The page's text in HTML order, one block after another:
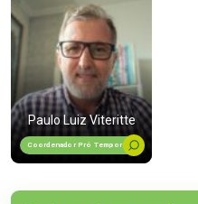
Paulo Luiz Viteritte
Coordenador Pró Tempore